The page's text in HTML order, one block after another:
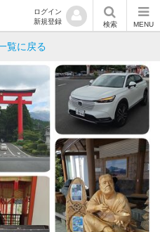
ログイン
新規登録
検索 MENU
覧に戻る